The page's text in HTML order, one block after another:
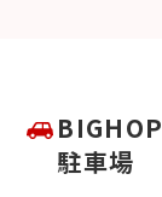
駐車場